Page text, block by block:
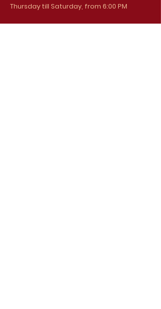
Thursday till Saturday, from 6:00 PM